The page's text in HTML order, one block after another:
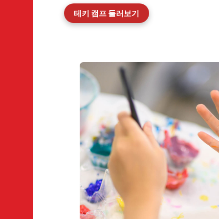
테키 캠프 둘러보기